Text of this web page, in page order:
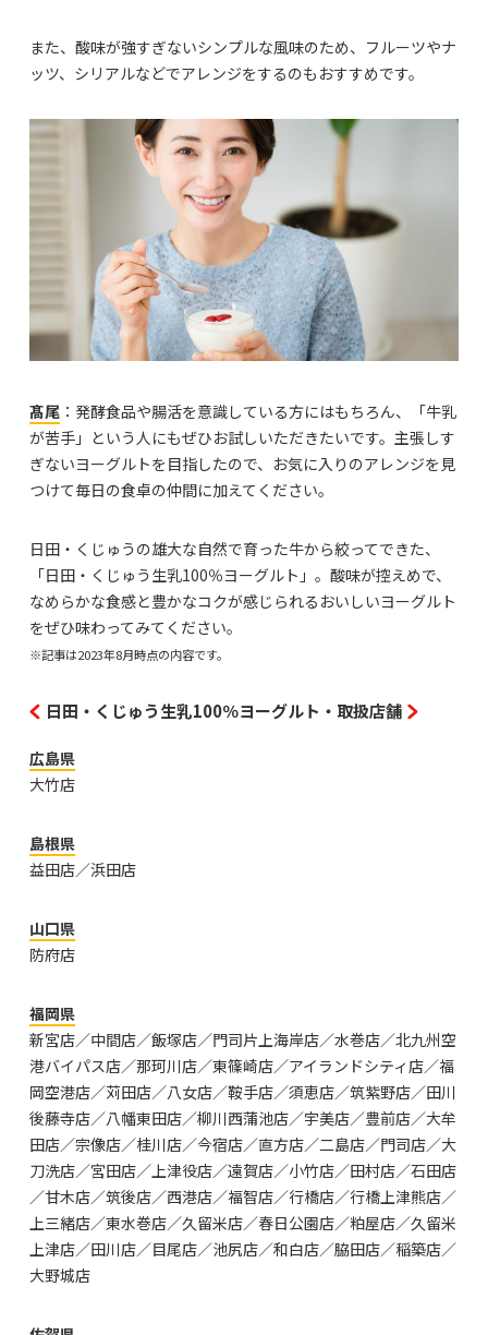
また、酸味が強すぎないシンプルな風味のため、フルーツやナ
ッツ、シリアルなどでアレンジをするのもおすすめです。
髙尾 ：発酵食品や腸活を意識している方にはもちろん、「牛乳
が苦手」という人にもぜひお試しいただきたいです。主張しす
ぎないヨーグルトを目指したので、お気に入りのアレンジを見
つけて毎日の食卓の仲間に加えてください。
日田・くじゅうの雄大な自然で育った牛から絞ってできた、
「日田・くじゅう生乳100％ヨーグルト」。酸味が控えめで、
なめらかな食感と豊かなコクが感じられるおいしいヨーグルト
をぜひ味わってみてください。
※記事は2023年8月時点の内容です。
日田・くじゅう生乳100％ヨーグルト・取扱店舗
広島県
大竹店
島根県
益田店／浜田店
山口県
防府店
福岡県
新宮店／中間店／飯塚店／門司片上海岸店／水巻店／北九州空
港バイパス店／那珂川店／東篠崎店／アイランドシティ店／福
岡空港店／苅田店／八女店／鞍手店／須恵店／筑紫野店／田川
後藤寺店／八幡東田店／柳川西蒲池店／宇美店／豊前店／大牟
田店／宗像店／桂川店／今宿店／直方店／二島店／門司店／大
刀洗店／宮田店／上津役店／遠賀店／小竹店／田村店／石田店
／甘木店／筑後店／西港店／福智店／行橋店／行橋上津熊店／
上三緒店／東水巻店／久留米店／春日公園店／粕屋店／久留米
上津店／田川店／目尾店／池尻店／和白店／脇田店／稲築店／
大野城店